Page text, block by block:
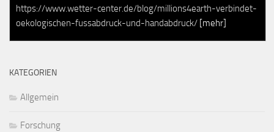
https://www.wetter-center.de/blog/millions4earth-verbindet-
oekologischen-fussabdruck-und-handabdruck/ [mehr]
KATEGORIEN
Allgemein
Forschung